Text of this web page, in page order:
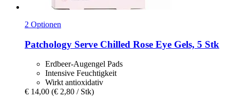
2 Optionen
Patchology Serve Chilled Rose Eye Gels, 5 Stk
Erdbeer-Augengel Pads
Intensive Feuchtigkeit
Wirkt antioxidativ
€ 14,00 (€ 2,80 / Stk)